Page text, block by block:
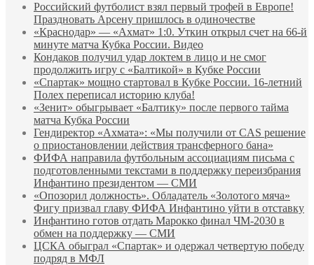
Российский футболист взял первый трофей в Европе!
Праздновать Арсену пришлось в одиночестве
«Краснодар» — «Ахмат» 1:0. Уткин открыл счет на 66‑й
минуте матча Кубка России. Видео
Кондаков получил удар локтем в лицо и не смог
продолжить игру с «Балтикой» в Кубке России
«Спартак» мощно стартовал в Кубке России. 16-летний
Полех переписал историю клуба!
«Зенит» обыгрывает «Балтику» после первого тайма
матча Кубка России
Гендиректор «Ахмата»: «Мы получили от CAS решение
о приостановлении действия трансферного бана»
ФИФА направила футбольным ассоциациям письма с
подготовленными текстами в поддержку переизбрания
Инфантино президентом — СМИ
«Опозорил должность». Обладатель «Золотого мяча»
Фигу призвал главу ФИФА Инфантино уйти в отставку
Инфантино готов отдать Марокко финал ЧМ‑2030 в
обмен на поддержку — СМИ
ЦСКА обыграл «Спартак» и одержал четвертую победу
подряд в МФЛ